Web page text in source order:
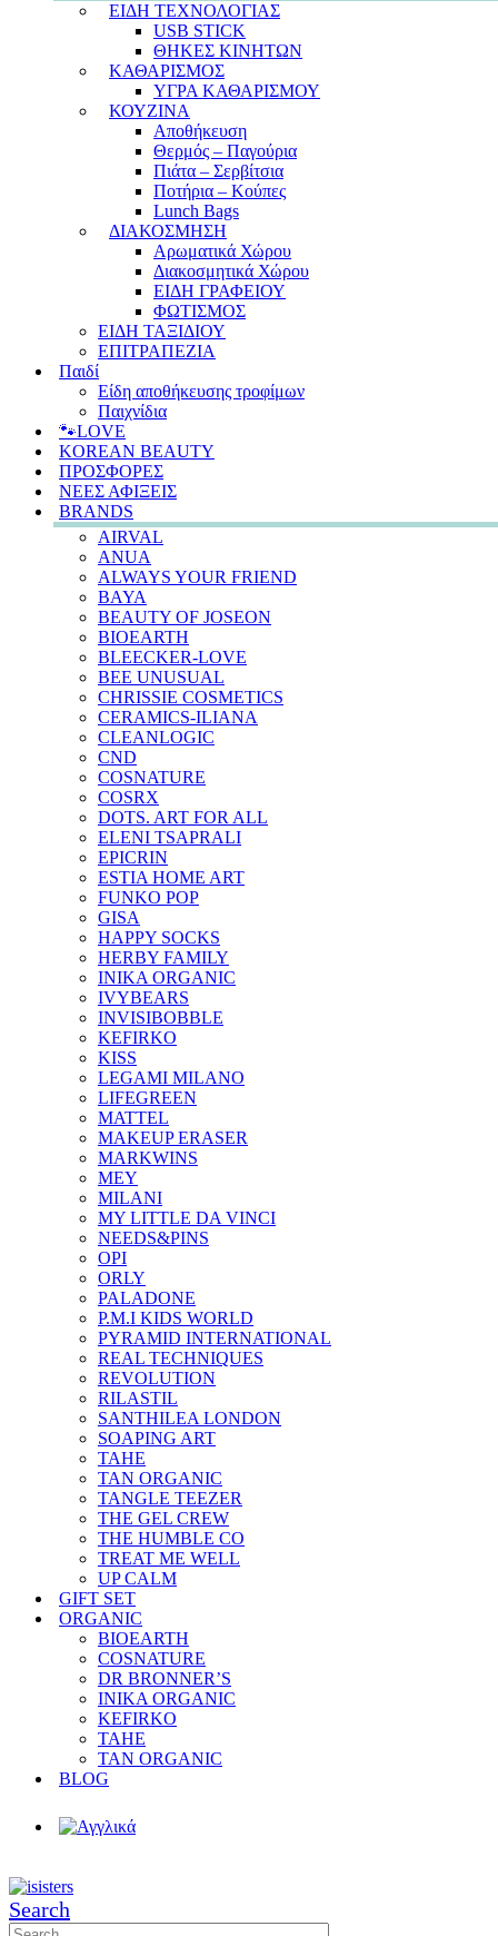
ΕΙΔΗ ΤΕΧΝΟΛΟΓΙΑΣ
USB STICK
ΘΗΚΕΣ ΚΙΝΗΤΩΝ
ΚΑΘΑΡΙΣΜΟΣ
ΥΓΡΑ ΚΑΘΑΡΙΣΜΟΥ
ΚΟΥΖΙΝΑ
Αποθήκευση
Θερμός – Παγούρια
Πιάτα – Σερβίτσια
Ποτήρια – Κούπες
Lunch Bags
ΔΙΑΚΟΣΜΗΣΗ
Αρωματικά Χώρου
Διακοσμητικά Χώρου
ΕΙΔΗ ΓΡΑΦΕΙΟΥ
ΦΩΤΙΣΜΟΣ
ΕΙΔΗ ΤΑΞΙΔΙΟΥ
ΕΠΙΤΡΑΠΕΖΙΑ
Παιδί
Είδη αποθήκευσης τροφίμων
Παιχνίδια
🐾LOVE
KOREAN BEAUTY
ΠΡΟΣΦΟΡΕΣ
ΝΕΕΣ ΑΦΙΞΕΙΣ
BRANDS
AIRVAL
ANUA
ALWAYS YOUR FRIEND
BAYA
BEAUTY OF JOSEON
BIOEARTH
BLEECKER-LOVE
BEE UNUSUAL
CHRISSIE COSMETICS
CERAMICS-ILIANA
CLEANLOGIC
CND
COSNATURE
COSRX
DOTS. ART FOR ALL
ELENI TSAPRALI
EPICRIN
ESTIA HOME ART
FUNKO POP
GISA
HAPPY SOCKS
HERBY FAMILY
INIKA ORGANIC
IVYBEARS
INVISIBOBBLE
KEFIRKO
KISS
LEGAMI MILANO
LIFEGREEN
MATTEL
MAKEUP ERASER
MARKWINS
MEY
MILANI
MY LITTLE DA VINCI
NEEDS&PINS
OPI
ORLY
PALADONE
P.M.I KIDS WORLD
PYRAMID INTERNATIONAL
REAL TECHNIQUES
REVOLUTION
RILASTIL
SANTHILEA LONDON
SOAPING ART
TAHE
TAN ORGANIC
TANGLE TEEZER
THE GEL CREW
THE HUMBLE CO
TREAT ME WELL
UP CALM
GIFT SET
ORGANIC
BIOEARTH
COSNATURE
DR BRONNER’S
INIKA ORGANIC
KEFIRKO
TAHE
TAN ORGANIC
BLOG
Search